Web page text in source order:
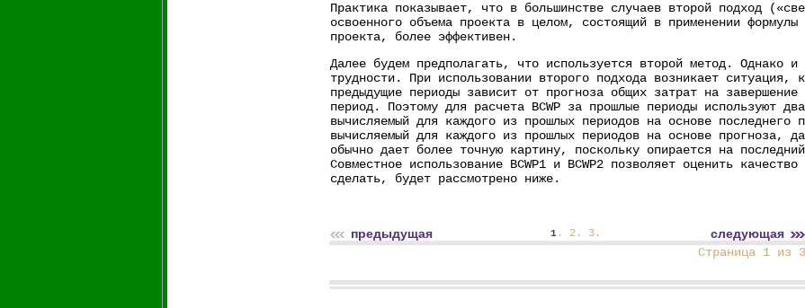
Практика показывает, что в большинстве случаев второй подход
освоенного объема проекта в целом, состоящий в применении
проекта, более эффективен.
Далее будем предполагать, что используется второй метод. Однако и
трудности. При использовании второго подхода возникает ситуация,
предыдущие периоды зависит от прогноза общих затрат на
период. Поэтому для расчета BCWP за прошлые периоды используют
вычисляемый для каждого из прошлых периодов на основе последнего
вычисляемый для каждого из прошлых периодов на основе прогноза,
обычно дает более точную картину, поскольку опирается на
Совместное использование BCWP1 и BCWP2 позволяет оценить
сделать, будет рассмотрено ниже.
предыдущая 1. 2. 3.
следующая
Страница 1 из 3